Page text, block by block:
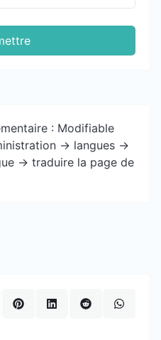
: Modifiable
-> langues ->
-> traduire la page de